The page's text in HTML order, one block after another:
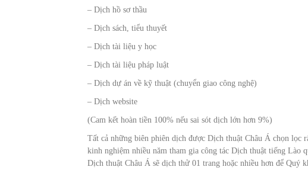
– Dịch hồ sơ thầu
– Dịch sách, tiểu thuyết
– Dịch tài liệu y học
– Dịch tài liệu pháp luật
– Dịch dự án về kỹ thuật (chuyển giao công nghệ)
– Dịch website
(Cam kết hoàn tiền 100% nếu sai sót dịch lớn hơn 9%)
Tất cả những biên phiên dịch được Dịch thuật Châu Á chọn
kinh nghiệm nhiều năm tham gia công tác Dịch thuật tiếng
Dịch thuật Châu Á sẽ dịch thử 01 trang hoặc nhiều hơn để Quý